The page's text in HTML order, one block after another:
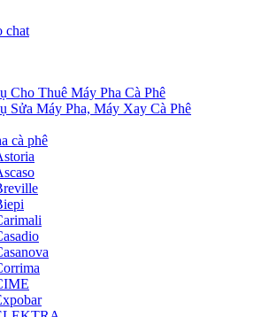
Cho Thuê Máy Pha Cà Phê
Sửa Máy Pha, Máy Xay Cà Phê
cà phê